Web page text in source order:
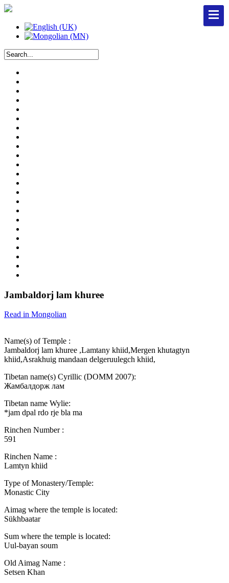
Jambaldorj lam khuree
Read in Mongolian
Name(s) of Temple :
Jambaldorj lam khuree ,Lamtany khiid,Мergen khutagtyn
khiid,Аsrakhuig mandaan delgeruulegch khiid,
Tibetan name(s) Cyrillic (DOMM 2007):
Жамбалдорж лам
Tibetan name Wylie:
*jam dpal rdo rje bla ma
Rinchen Number :
591
Rinchen Name :
Lamtyn khiid
Type of Monastery/Temple:
Monastic City
Aimag where the temple is located:
Sükhbaatar
Sum where the temple is located:
Uul-bayan soum
Old Aimag Name :
Setsen Khan